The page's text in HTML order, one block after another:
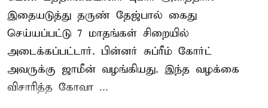
இதையடுத்து தருண் தேஜ்பால் கைது
செய்யப்பட்டு 7 மாதங்கள் சிறையில்
அடைக்கப்பட்டார். பின்னர் சுப்ரீம் கோர்ட்
அவருக்கு ஜாமீன் வழங்கியது. இந்த வழக்கை
விசாரித்த கோவா ...